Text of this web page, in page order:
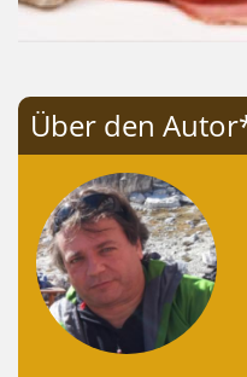
Über den